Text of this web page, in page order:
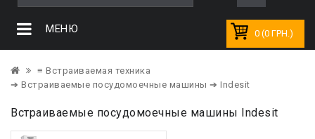
0 (0 ГРН.)
МЕНЮ
≡ Встраиваемая техника
➔ Встраиваемые посудомоечные машины ➔ Indesit
Встраиваемые посудомоечные машины Indesit